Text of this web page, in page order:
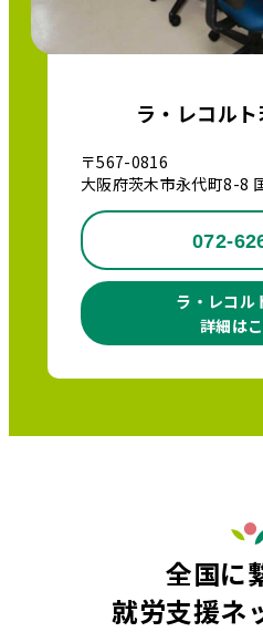
ラ・レコル
〒567-0816
大阪府茨木市永代町8-8
072-
ラ・レコル
詳細は
全国に
就労支援ネ